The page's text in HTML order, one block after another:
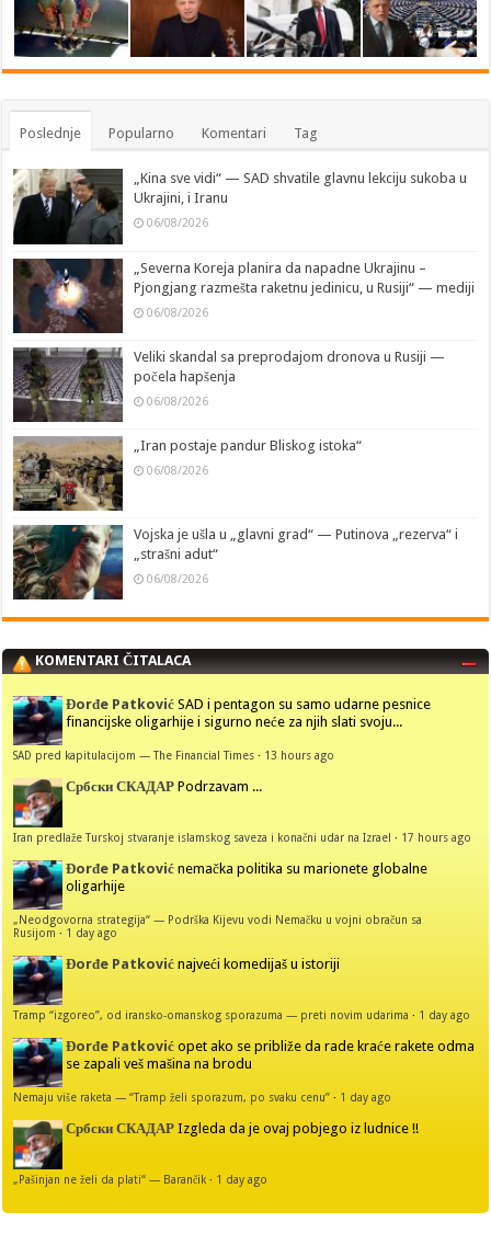
Poslednje Popularno Komentari Tag
„Kina sve vidi“ — SAD shvatile glavnu lekciju sukoba u
Ukrajini, i Iranu
06/08/2026
„Severna Koreja planira da napadne Ukrajinu –
Pjongjang razmešta raketnu jedinicu, u Rusiji“ — mediji
06/08/2026
Veliki skandal sa preprodajom dronova u Rusiji —
počela hapšenja
06/08/2026
„Iran postaje pandur Bliskog istoka“
06/08/2026
Vojska je ušla u „glavni grad“ — Putinova „rezerva“ i
„strašni adut“
06/08/2026
KOMENTARI ČITALACA
Đorđe Patković SAD i pentagon su samo udarne pesnice
financijske oligarhije i sigurno neće za njih slati svoju...
SAD pred kapitulacijom — The Financial Times · 13 hours ago
Србски СКАДАР Podrzavam ...
Iran predlaže Turskoj stvaranje islamskog saveza i konačni udar na Izrael · 17 hours ago
Đorđe Patković nemačka politika su marionete globalne
oligarhije
„Neodgovorna strategija“ — Podrška Kijevu vodi Nemačku u vojni obračun sa
Rusijom · 1 day ago
Đorđe Patković najveći komedijaš u istoriji
Tramp “izgoreo”, od iransko-omanskog sporazuma — preti novim udarima · 1 day ago
Đorđe Patković opet ako se približe da rade kraće rakete odma
se zapali veš mašina na brodu
Nemaju više raketa — “Tramp želi sporazum, po svaku cenu” · 1 day ago
Србски СКАДАР Izgleda da je ovaj pobjego iz ludnice !!
„Pašinjan ne želi da plati“ — Barančik · 1 day ago